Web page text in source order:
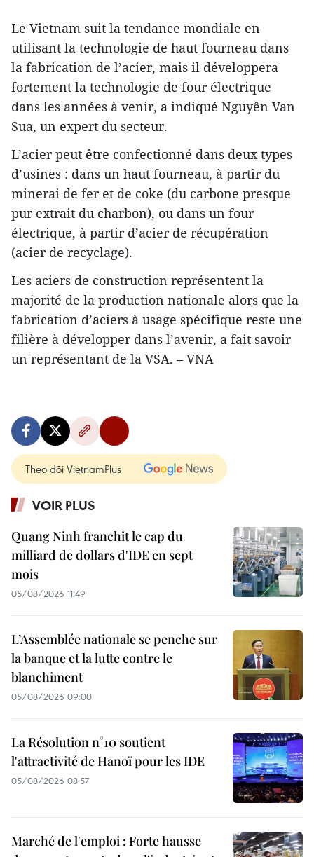
Le Vietnam suit la tendance mondiale en
utilisant la technologie de haut fourneau dans
la fabrication de l’acier, mais il développera
fortement la technologie de four électrique
dans les années à venir, a indiqué Nguyên Van
Sua, un expert du secteur.
L’acier peut être confectionné dans deux types
d’usines : dans un haut fourneau, à partir du
minerai de fer et de coke (du carbone presque
pur extrait du charbon), ou dans un four
électrique, à partir d’acier de récupération
(acier de recyclage).
Les aciers de construction représentent la
majorité de la production nationale alors que la
fabrication d’aciers à usage spécifique reste une
filière à développer dans l’avenir, a fait savoir
un représentant de la VSA. – VNA
Theo dõi VietnamPlus
VOIR PLUS
Quang Ninh franchit le cap du
milliard de dollars d'IDE en sept
mois
05/08/2026 11:49
L’Assemblée nationale se penche sur
la banque et la lutte contre le
blanchiment
05/08/2026 09:00
La Résolution n°10 soutient
l'attractivité de Hanoï pour les IDE
05/08/2026 08:57
Marché de l'emploi : Forte hausse